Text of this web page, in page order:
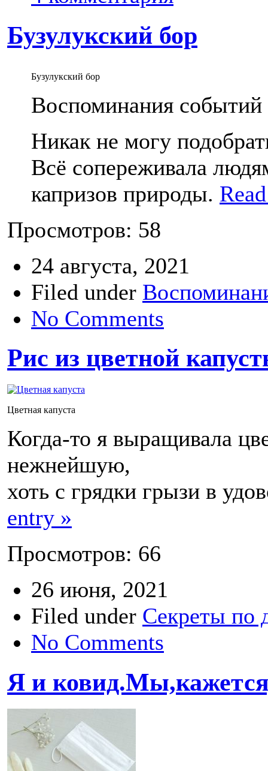
Бузулукский бор
Бузулукский бор
Воспоминания событий
Никак не могу
Всё сопереживала
капризов природы.
Просмотров: 58
24 августа, 2021
Filed under
No Comments
Рис из цветной
Цветная капуста
Когда-то я выращивала
нежнейшую,
хоть с грядки грызи в
entry »
Просмотров: 66
26 июня, 2021
Filed under Секреты по
No Comments
Я и